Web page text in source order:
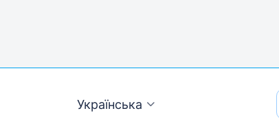
Українська